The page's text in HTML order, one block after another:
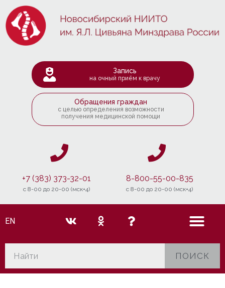
Запись
на очный приём к врачу
Обращения граждан
с целью определения возможности
получения медицинской помощи
+7 (383) 373-32-01
c 8-00 до 20-00 (мск+4)
8-800-55-00-835
c 8-00 до 20-00 (мск+4)
EN
ПОИСК